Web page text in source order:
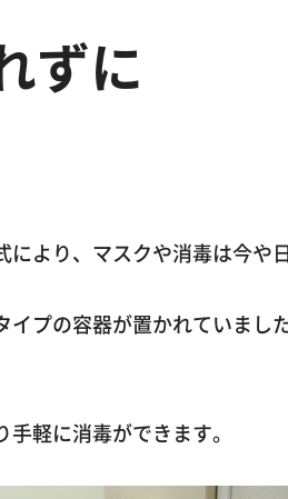
ずに
より、マスクや消毒は今や
プの容器が置かれていまし
軽に消毒ができます。